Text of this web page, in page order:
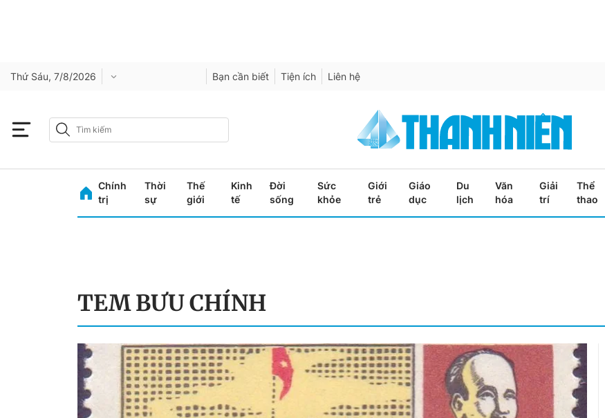
Thứ Sáu, 7/8/2026 Bạn cần biết Tiện ích Liên hệ
Chính
trị
Thời
sự
Thế
giới
Kinh
tế
Đời
sống
Sức
khỏe
Giới
trẻ
Giáo
dục
Du
lịch
Văn
hóa
Giải
trí
Thể
thao
TEM BƯU CHÍNH